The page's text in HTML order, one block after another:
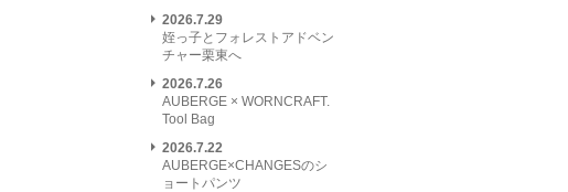
2026.7.29
姪っ子とフォレストアドベン
チャー栗東へ
2026.7.26
AUBERGE × WORNCRAFT.
Tool Bag
2026.7.22
AUBERGE×CHANGESのシ
ョートパンツ